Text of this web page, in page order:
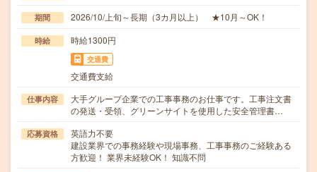
期間 2026/10/上旬～長期（3カ月以上） ★10月～OK！
時給 時給1300円
交通費
交通費支給
仕事内容
大手グループ企業での工事事務のお仕事です。工事注文書
の発送・受領、グリーンサイトを使用した安全管理書…
応募資格
英語力不要
建設業界での事務経験や現場事務、工事事務のご経験ある
方歓迎！ 業界未経験OK！ 知識不問